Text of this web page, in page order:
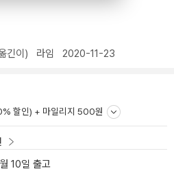
긴이) 라임 2020-11-23
할인) + 마일리지 500원
10일 출고